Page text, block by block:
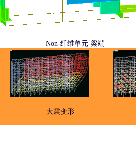
Non-纤维单元-梁端
大震变形